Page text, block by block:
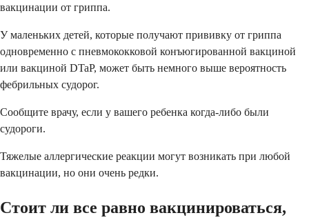
вакцинации от гриппа.
У маленьких детей, которые получают прививку от гриппа
одновременно с пневмококковой конъюгированной вакциной
или вакциной DTaP, может быть немного выше вероятность
фебрильных судорог.
Сообщите врачу, если у вашего ребенка когда-либо были
судороги.
Тяжелые аллергические реакции могут возникать при любой
вакцинации, но они очень редки.
Стоит ли все равно вакцинироваться,